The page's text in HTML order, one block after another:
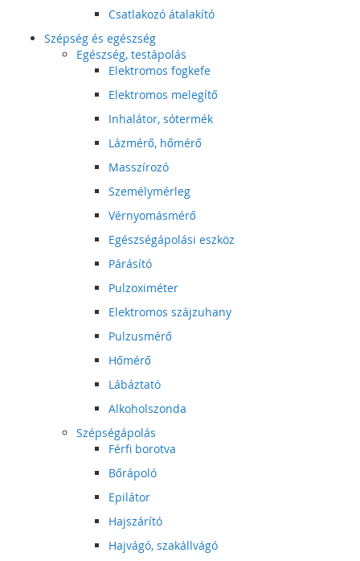
Csatlakozó átalakító
Szépség és egészség
Egészség, testápolás
Elektromos fogkefe
Elektromos melegítő
Inhalátor, sótermék
Lázmérő, hőmérő
Masszírozó
Személymérleg
Vérnyomásmérő
Egészségápolási eszköz
Párásító
Pulzoximéter
Elektromos szájzuhany
Pulzusmérő
Hőmérő
Lábáztató
Alkoholszonda
Szépségápolás
Férfi borotva
Bőrápoló
Epilátor
Hajszárító
Hajvágó, szakállvágó